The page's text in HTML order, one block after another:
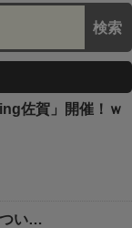
佐賀」開催！ｗ
つい…